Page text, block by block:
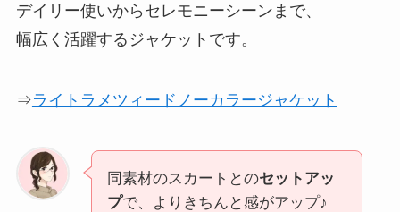
デイリー使いからセレモニーシーンまで、
幅広く活躍するジャケットです。
⇒ライトラメツィードノーカラージャケット
同素材のスカートとのセットアッ
プで、よりきちんと感がアップ♪